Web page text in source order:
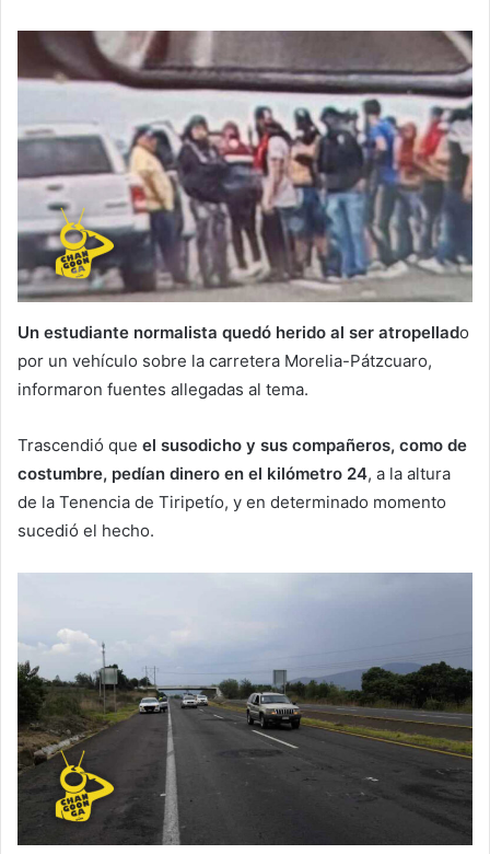
Un estudiante normalista quedó herido al ser atropellado
por un vehículo sobre la carretera Morelia-Pátzcuaro,
informaron fuentes allegadas al tema.
Trascendió que el susodicho y sus compañeros, como de
costumbre, pedían dinero en el kilómetro 24, a la altura
de la Tenencia de Tiripetío, y en determinado momento
sucedió el hecho.